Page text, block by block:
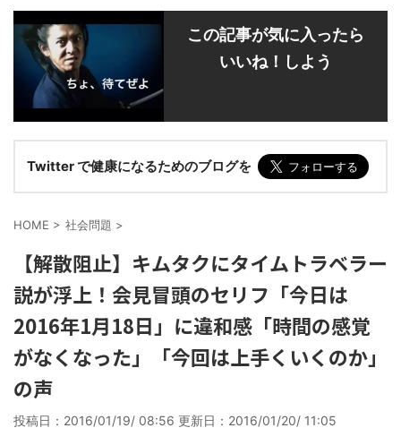
この記事が気に入ったら
いいね！しよう
Twitter で健康になるためのブログを
HOME > 社会問題 >
【解散阻止】キムタクにタイムトラベラー
説が浮上！会見冒頭のセリフ「今日は
2016年1月18日」に違和感「時間の感覚
がなくなった」「今回は上手くいくのか」
の声
投稿日：2016/01/19/ 08:56 更新日： 2016/01/20/ 11:05